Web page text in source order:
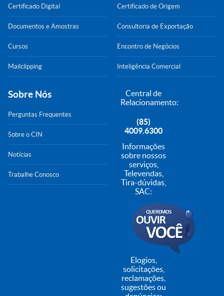
Certificado Digital
Documentos e Amostras
Cursos
Mailclipping
Certificado de Origem
Consultoria de Exportação
Encontro de Negócios
Inteligência Comercial
Sobre Nós
Perguntas Frequentes
Sobre o CIN
Notícias
Trabalhe Conosco
Central de
Relacionamento:
(85)
4009.6300
Informações
sobre nossos
serviços,
Televendas,
Tira-dúvidas,
SAC:
Elogios,
solicitações,
reclamações,
sugestões ou